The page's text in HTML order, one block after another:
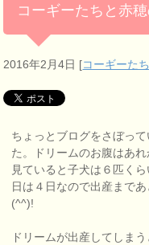
コーギーたちと赤
2016年2月4日 [コーギーた
ちょっとブログをさぼっ
た。ドリームのお腹はあ
見ていると子犬は６匹く
日は４日なので出産まで
(^^)!
ドリームが出産してしま